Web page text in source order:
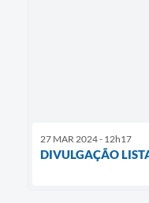
27 MAR 2024 - 12h17
DIVULGAÇÃO